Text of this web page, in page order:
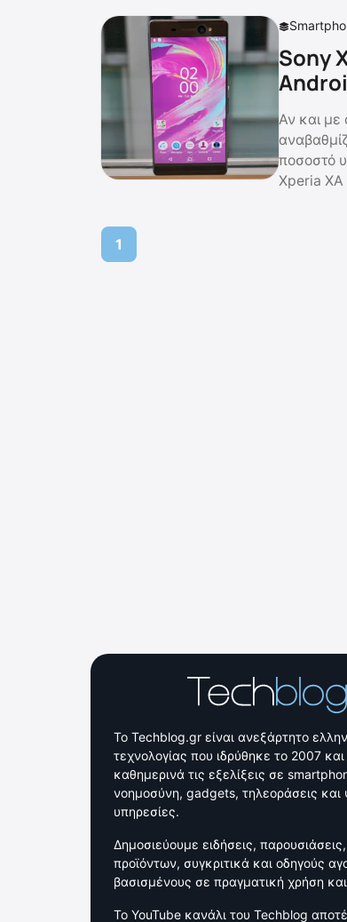
Sony
Αν και με
ποσοστό
Xperia XA
1
Το Techblog.gr είναι ανεξάρτητο
τεχνολογίας που ιδρύθηκε το 2007
καθημερινά τις εξελίξεις σε
νοημοσύνη, gadgets, τηλεοράσεις και
υπηρεσίες.
Δημοσιεύουμε ειδήσεις,
προϊόντων, συγκριτικά και οδηγούς
βασισμένους σε πραγματική χρήση και
Το YouTube κανάλι του Techblog